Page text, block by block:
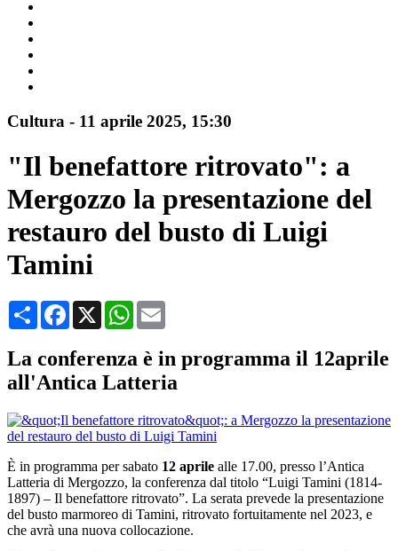
Cultura - 11 aprile 2025, 15:30
"Il benefattore ritrovato": a
Mergozzo la presentazione del
restauro del busto di Luigi
Tamini
CondividiFacebook
X WhatsApp
La conferenza è in programma il 12aprile
all'Antica Latteria
È in programma per sabato 12 aprile alle 17.00, presso l’Antica
Latteria di Mergozzo, la conferenza dal titolo “Luigi Tamini (1814-
1897) – Il benefattore ritrovato”. La serata prevede la presentazione
del busto marmoreo di Tamini, ritrovato fortuitamente nel 2023, e
che avrà una nuova collocazione.